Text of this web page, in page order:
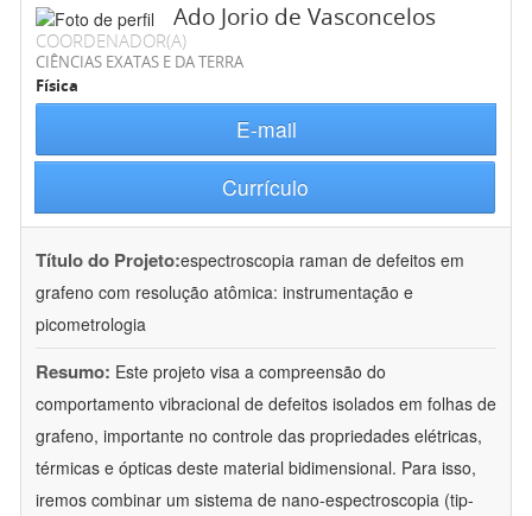
Ado Jorio de Vasconcelos
COORDENADOR(A)
CIÊNCIAS EXATAS E DA TERRA
Física
E-mail
Currículo
Título do Projeto:espectroscopia raman de defeitos em
grafeno com resolução atômica: instrumentação e
picometrologia
Resumo: Este projeto visa a compreensão do
comportamento vibracional de defeitos isolados em folhas de
grafeno, importante no controle das propriedades elétricas,
térmicas e ópticas deste material bidimensional. Para isso,
iremos combinar um sistema de nano-espectroscopia (tip-